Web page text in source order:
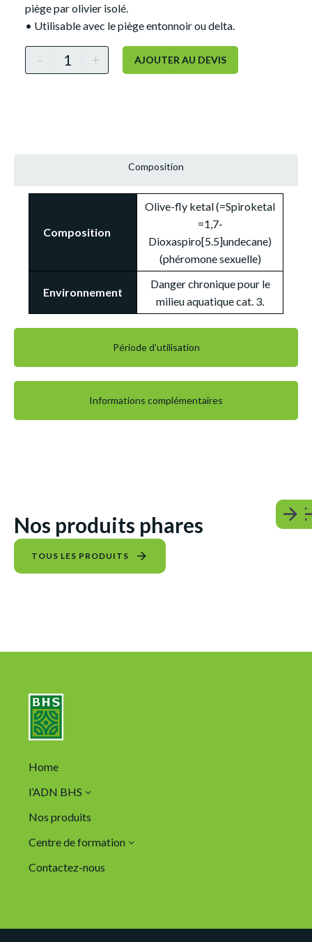
piège par olivier isolé.
• Utilisable avec le piège entonnoir ou delta.
- + AJOUTER AU DEVIS
Alternative:
Composition
Période d’utilisation
Informations complémentaires
Composition
Olive-fly ketal (=Spiroketal
=1,7-
Dioxaspiro[5.5]undecane)
(phéromone sexuelle)
Environnement
Danger chronique pour le
milieu aquatique cat. 3.
Nos produits phares
TOUS LES PRODUITS
Home
l’ADN BHS
Nos produits
Centre de formation
Contactez-nous